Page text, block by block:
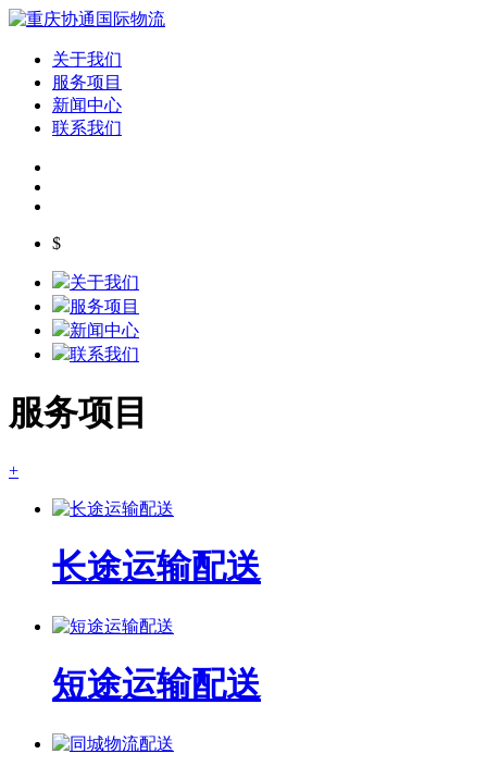
关于我们
服务项目
新闻中心
联系我们
$
关于我们
服务项目
新闻中心
联系我们
服务项目
+
长途运输配送
短途运输配送